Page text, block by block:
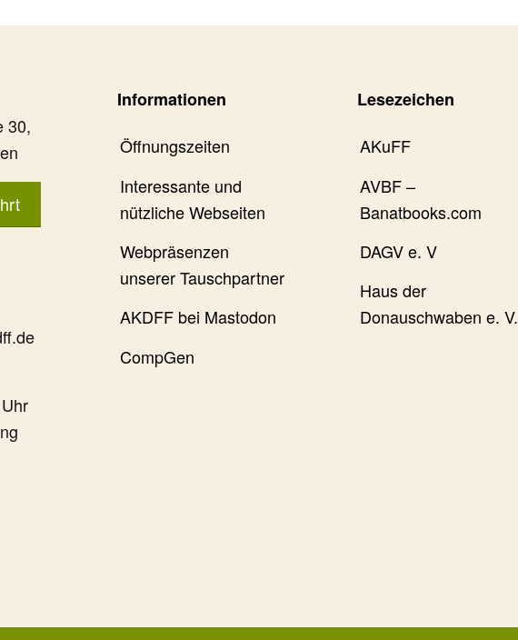
30,
Informationen
Öffnungszeiten
Interessante und
nützliche Webseiten
Webpräsenzen
unserer Tauschpartner
AKDFF bei Mastodon
CompGen
Lesezeichen
AKuFF
AVBF –
Banatbooks.com
DAGV e. V
Haus der
Donauschwaben e. V.